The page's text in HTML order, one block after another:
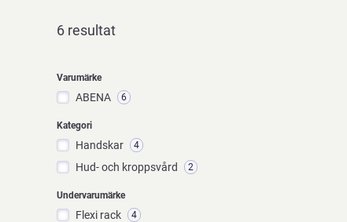
6 resultat
Varumärke
ABENA 6
Kategori
Handskar 4
Hud- och kroppsvård 2
Undervarumärke
Flexi rack 4